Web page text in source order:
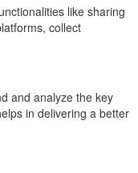
like sharing
collect
and analyze the key
in delivering a better